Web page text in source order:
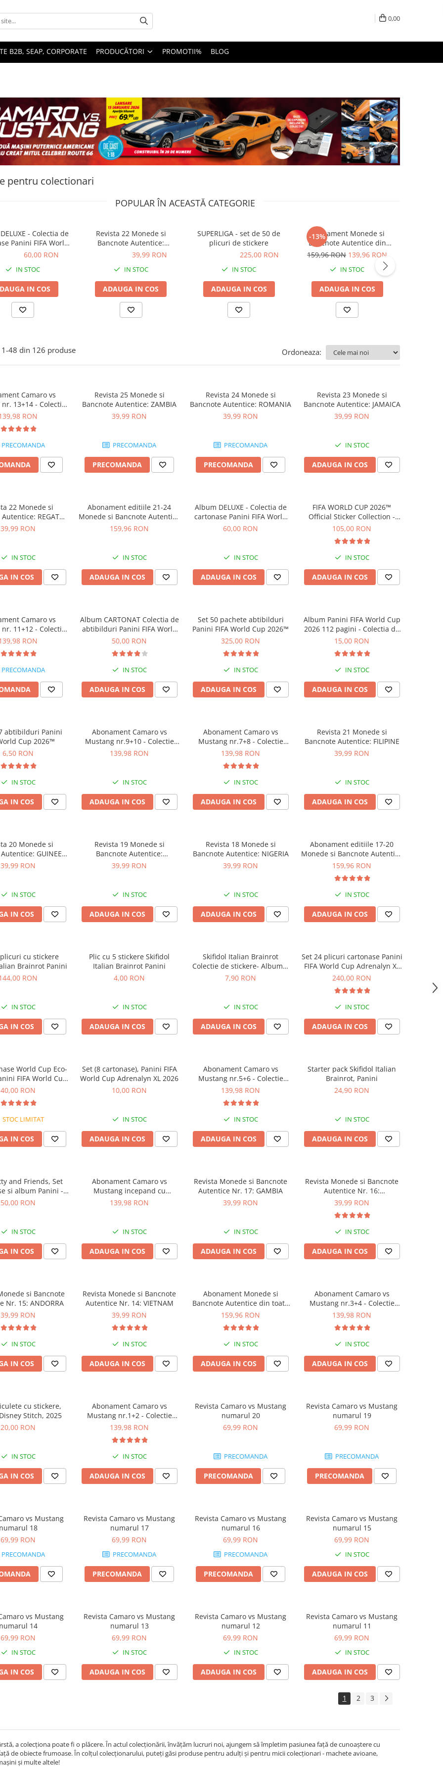
0,00
B2B, SEAP, CORPORATE PRODUCĂTORI PROMOTII% BLOG
pentru colectionari
POPULAR ÎN ACEASTĂ CATEGORIE
- Colectia de
Panini FIFA World
Adrenalyn XL 2026
60,00 RON
IN STOC
IN COS
Revista 22 Monede si
Bancnote Autentice:
REGATUL UNIT
39,99 RON
IN STOC
ADAUGA IN COS
SUPERLIGA - set de 50 de
plicuri de stickere
225,00 RON
IN STOC
ADAUGA IN COS
-13%
Abonament Monede si
Bancnote Autentice din
toata lumea nr. 1 - 4
159,96 RON 139,96 RON
IN STOC
ADAUGA IN COS
1-48 din 126 produse Ordoneaza:
Camaro vs
13+14 - Colectie
1:18
RON
PRECOMANDA
Revista 25 Monede si
Bancnote Autentice: ZAMBIA
39,99 RON
PRECOMANDA
PRECOMANDA
Revista 24 Monede si
Bancnote Autentice: ROMANIA
39,99 RON
PRECOMANDA
PRECOMANDA
Revista 23 Monede si
Bancnote Autentice: JAMAICA
39,99 RON
IN STOC
ADAUGA IN COS
22 Monede si
REGATUL
UNIT
39,99 RON
IN STOC
IN COS
Abonament editiile 21-24
Monede si Bancnote Autentice
din toata lumea
159,96 RON
IN STOC
ADAUGA IN COS
Album DELUXE - Colectia de
cartonase Panini FIFA World
Cup Adrenalyn XL 2026
60,00 RON
IN STOC
ADAUGA IN COS
FIFA WORLD CUP 2026™
Official Sticker Collection -
Update Set
105,00 RON
IN STOC
ADAUGA IN COS
Camaro vs
11+12 - Colectie
1:18
RON
PRECOMANDA
Album CARTONAT Colectia de
abtibilduri Panini FIFA World
Cup 2026
50,00 RON
IN STOC
ADAUGA IN COS
Set 50 pachete abtibilduri
Panini FIFA World Cup 2026™
325,00 RON
IN STOC
ADAUGA IN COS
Album Panini FIFA World Cup
2026 112 pagini - Colectia de
abtibilduri
15,00 RON
IN STOC
ADAUGA IN COS
abtibilduri Panini
Cup 2026™
6,50 RON
IN STOC
IN COS
Abonament Camaro vs
Mustang nr.9+10 - Colectie
Construibila 1:18
139,98 RON
IN STOC
ADAUGA IN COS
Abonament Camaro vs
Mustang nr.7+8 - Colectie
Construibila 1:18
139,98 RON
IN STOC
ADAUGA IN COS
Revista 21 Monede si
Bancnote Autentice: FILIPINE
39,99 RON
IN STOC
ADAUGA IN COS
20 Monede si
GUINEEA-
BISSAU
39,99 RON
IN STOC
IN COS
Revista 19 Monede si
Bancnote Autentice:
SEYCHELLES
39,99 RON
IN STOC
ADAUGA IN COS
Revista 18 Monede si
Bancnote Autentice: NIGERIA
39,99 RON
IN STOC
ADAUGA IN COS
Abonament editiile 17-20
Monede si Bancnote Autentice
din toata lumea
159,96 RON
IN STOC
ADAUGA IN COS
cu stickere
Brainrot Panini
RON
IN STOC
IN COS
Plic cu 5 stickere Skifidol
Italian Brainrot Panini
4,00 RON
IN STOC
ADAUGA IN COS
Skifidol Italian Brainrot
Colectie de stickere- Albumul
colectiei, Panini
7,90 RON
IN STOC
ADAUGA IN COS
Set 24 plicuri cartonase Panini
FIFA World Cup Adrenalyn XL
2026
240,00 RON
IN STOC
ADAUGA IN COS
World Cup Eco-
FIFA World Cup
XL 2026
40,00 RON
STOC LIMITAT
IN COS
Set (8 cartonase), Panini FIFA
World Cup Adrenalyn XL 2026
10,00 RON
IN STOC
ADAUGA IN COS
Abonament Camaro vs
Mustang nr.5+6 - Colectie
Construibila 1:18
139,98 RON
IN STOC
ADAUGA IN COS
Starter pack Skifidol Italian
Brainrot, Panini
24,90 RON
IN STOC
ADAUGA IN COS
and Friends, Set
si album Panini -
Starter Pack
50,00 RON
IN STOC
IN COS
Abonament Camaro vs
Mustang incepand cu
numarul 2. Pachet 2+3
139,98 RON
IN STOC
ADAUGA IN COS
Revista Monede si Bancnote
Autentice Nr. 17: GAMBIA
39,99 RON
IN STOC
ADAUGA IN COS
Revista Monede si Bancnote
Autentice Nr. 16:
MADAGASCAR
39,99 RON
IN STOC
ADAUGA IN COS
si Bancnote
Nr. 15: ANDORRA
39,99 RON
IN STOC
IN COS
Revista Monede si Bancnote
Autentice Nr. 14: VIETNAM
39,99 RON
IN STOC
ADAUGA IN COS
Abonament Monede si
Bancnote Autentice din toata
lumea nr. 13 - 16
159,96 RON
IN STOC
ADAUGA IN COS
Abonament Camaro vs
Mustang nr.3+4 - Colectie
Construibila 1:18
139,98 RON
IN STOC
ADAUGA IN COS
cu stickere,
Stitch, 2025
20,00 RON
IN STOC
IN COS
Abonament Camaro vs
Mustang nr.1+2 - Colectie
Construibila 1:18
139,98 RON
IN STOC
ADAUGA IN COS
Revista Camaro vs Mustang
numarul 20
69,99 RON
PRECOMANDA
PRECOMANDA
Revista Camaro vs Mustang
numarul 19
69,99 RON
PRECOMANDA
PRECOMANDA
vs Mustang
numarul 18
69,99 RON
PRECOMANDA
Revista Camaro vs Mustang
numarul 17
69,99 RON
PRECOMANDA
PRECOMANDA
Revista Camaro vs Mustang
numarul 16
69,99 RON
PRECOMANDA
PRECOMANDA
Revista Camaro vs Mustang
numarul 15
69,99 RON
IN STOC
ADAUGA IN COS
vs Mustang
numarul 14
69,99 RON
IN STOC
IN COS
Revista Camaro vs Mustang
numarul 13
69,99 RON
IN STOC
ADAUGA IN COS
Revista Camaro vs Mustang
numarul 12
69,99 RON
IN STOC
ADAUGA IN COS
Revista Camaro vs Mustang
numarul 11
69,99 RON
IN STOC
ADAUGA IN COS
1 2 3
a colecționa poate fi o plăcere. În actul colecționării, învățăm lucruri noi, ajungem să împletim pasiunea față de cunoaștere cu
de obiecte frumoase. În colțul colecționarului, puteți găsi produse pentru adulți și pentru micii colecționari - machete avioane,
și multe altele!